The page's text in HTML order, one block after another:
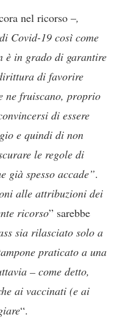
nel ricorso –,
Covid-19 così come
è in grado di garantire
di favorire
ne fruiscano, proprio
di essere
e quindi di non
le regole di
già spesso accade”.
alle attribuzioni dei
ricorso” sarebbe
sia rilasciato solo a
praticato a una
– come detto,
ai vaccinati (e ai
“.